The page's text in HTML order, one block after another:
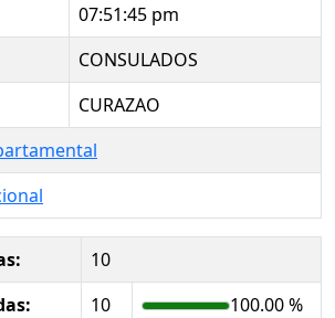
07:51:45 pm
CONSULADOS
CURAZAO
10
10
100.00 %